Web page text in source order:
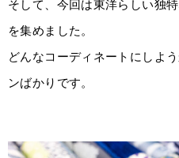
そして、今回は東洋らしい独
を集めました。
どんなコーディネートにしよ
ンばかりです。